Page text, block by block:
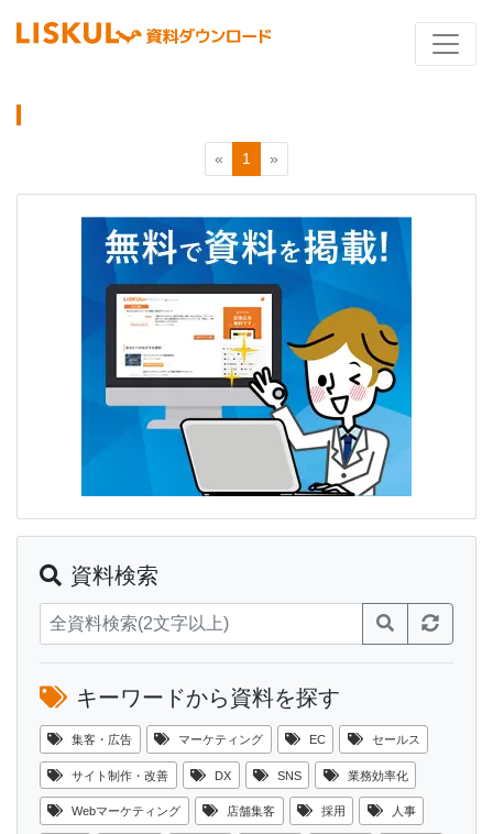
« 1 »
資料検索
キーワードから資料を探す
集客・広告 マーケティング EC セールス
サイト制作・改善 DX SNS 業務効率化
Webマーケティング 店舗集客 採用 人事